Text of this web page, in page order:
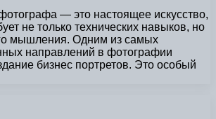
— это настоящее искусство,
не только технических навыков, но
мышления. Одним из самых
направлений в фотографии
бизнес портретов. Это особый